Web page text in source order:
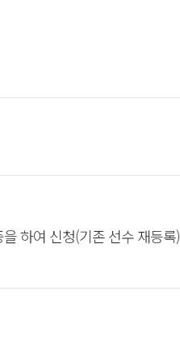
하여 신청(기존 선수 재등록)